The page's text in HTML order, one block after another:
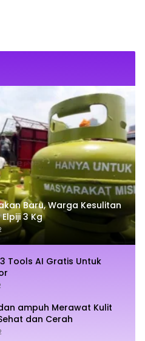
Baru, Warga Kesulitan
3 Kg
Tools AI Gratis Untuk
ampuh Merawat Kulit
dan Cerah